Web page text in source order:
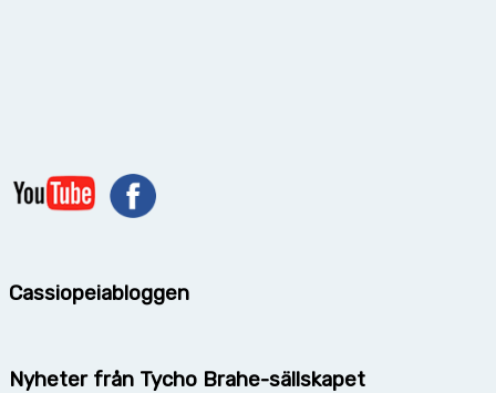
Cassiopeiabloggen
Nyheter från Tycho Brahe-sällskapet